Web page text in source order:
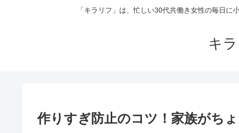
「キラリフ」は、忙しい30代共働き女性の毎日
キ
作りすぎ防止のコツ！家族がち